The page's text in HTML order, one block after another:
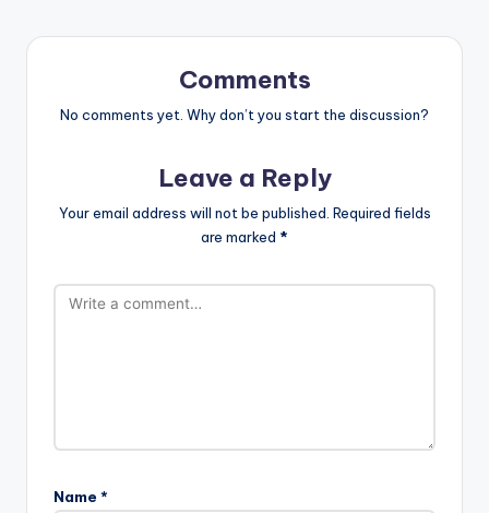
Comments
No comments yet. Why don’t you start the discussion?
Leave a Reply
Your email address will not be published. Required fields
are marked *
Name *